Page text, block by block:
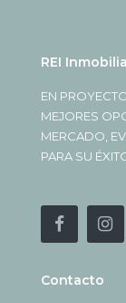
REI
EN
MEJORES
MERCADO,
PARA SU
Contacto